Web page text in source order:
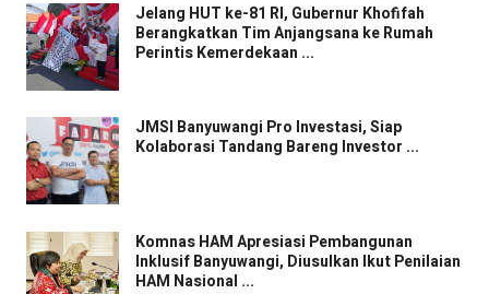
Jelang HUT ke-81 RI, Gubernur Khofifah
Berangkatkan Tim Anjangsana ke Rumah
Perintis Kemerdekaan ...
JMSI Banyuwangi Pro Investasi, Siap
Kolaborasi Tandang Bareng Investor ...
Komnas HAM Apresiasi Pembangunan
Inklusif Banyuwangi, Diusulkan Ikut Penilaian
HAM Nasional ...